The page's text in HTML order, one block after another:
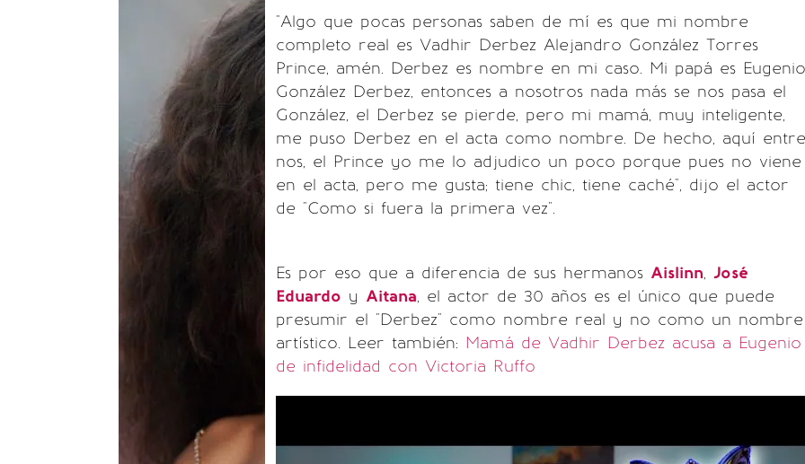
"Algo que pocas personas saben de mí es que mi nombre
completo real es Vadhir Derbez Alejandro González Torres
Prince, amén. Derbez es nombre en mi caso. Mi papá es Eugenio
González Derbez, entonces a nosotros nada más se nos pasa el
González, el Derbez se pierde, pero mi mamá, muy inteligente,
me puso Derbez en el acta como nombre. De hecho, aquí entre
nos, el Prince yo me lo adjudico un poco porque pues no viene
en el acta, pero me gusta; tiene chic, tiene caché", dijo el actor
de "Como si fuera la primera vez".
Es por eso que a diferencia de sus hermanos Aislinn, José
Eduardo y Aitana, el actor de 30 años es el único que puede
presumir el "Derbez" como nombre real y no como un nombre
artístico. Leer también: Mamá de Vadhir Derbez acusa a Eugenio
de infidelidad con Victoria Ruffo